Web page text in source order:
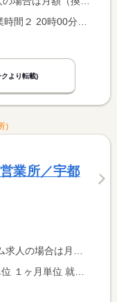
より転載)
業所／宇都
場合は時間額を表示しています。